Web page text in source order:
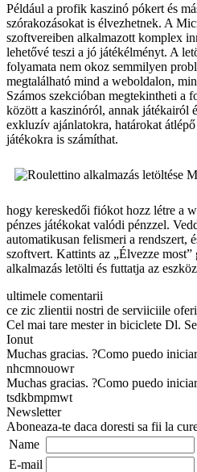
Például a profik kaszinó pókert és
szórakozásokat is élvezhetnek. A
szoftvereiben alkalmazott komplex
lehetővé teszi a jó játékélményt. A
folyamata nem okoz semmilyen
megtalálható mind a weboldalon,
Számos szekcióban megtekintheti a
között a kaszinóról, annak játékairól
exkluzív ajánlatokra, határokat
játékokra is számíthat.
hogy kereskedői fiókot hozz létre a
pénzes játékokat valódi pénzzel.
automatikusan felismeri a rendszert,
szoftvert. Kattints az „Élvezze
alkalmazás letölti és futtatja az
ultimele comentarii
ce zic zlientii nostri de serviiciile
Cel mai tare mester in biciclete Dl.
Ionut
Muchas gracias. ?Como puedo
nhcmnouowr
Muchas gracias. ?Como puedo
tsdkbmpmwt
Newsletter
Aboneaza-te daca doresti sa fii la
Name
E-mail